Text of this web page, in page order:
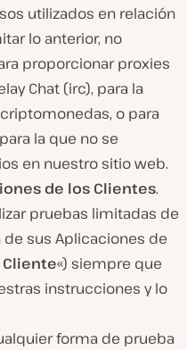
utilizados en relación
lo anterior, no
proporcionar proxies
Chat (irc), para la
o para
la que no se
en nuestro sitio web.
de los Clientes.
pruebas limitadas de
sus Aplicaciones de
Cliente«) siempre que
instrucciones y lo
forma de prueba